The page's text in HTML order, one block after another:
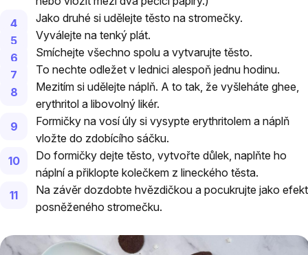
Jako druhé si udělejte těsto na stromečky.
Vyválejte na tenký plát.
Smíchejte všechno spolu a vytvarujte těsto.
To nechte odležet v lednici alespoň jednu hodinu.
Mezitím si udělejte náplň. A to tak, že vyšleháte ghee,
erythritol a libovolný likér.
Formičky na vosí úly si vysypte erythritolem a náplň
vložte do zdobícího sáčku.
Do formičky dejte těsto, vytvořte důlek, naplňte ho
náplní a přiklopte kolečkem z lineckého těsta.
Na závěr dozdobte hvězdičkou a pocukrujte jako efekt
posněženého stromečku.